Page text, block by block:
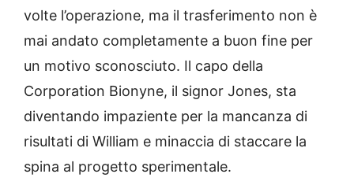
volte l’operazione, ma il trasferimento non è
mai andato completamente a buon fine per
un motivo sconosciuto. Il capo della
Corporation Bionyne, il signor Jones, sta
diventando impaziente per la mancanza di
risultati di William e minaccia di staccare la
spina al progetto sperimentale.